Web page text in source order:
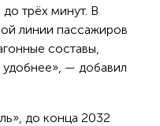
трёх минут. В
линии пассажиров
составы,
— добавил
до конца 2032